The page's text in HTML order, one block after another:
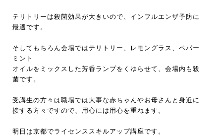
テリトリーは殺菌効果が大きいので、インフルエンザ予防に
最適です。
そしてもちろん会場ではテリトリー、レモングラス、ペパー
ミント
オイルをミックスした芳香ランプをくゆらせて、会場内も殺
菌です。
受講生の方々は職場では大事な赤ちゃんやお母さんと身近に
接する方々ですので、用心には用心を重ねます。
明日は京都でライセンススキルアップ講座です。